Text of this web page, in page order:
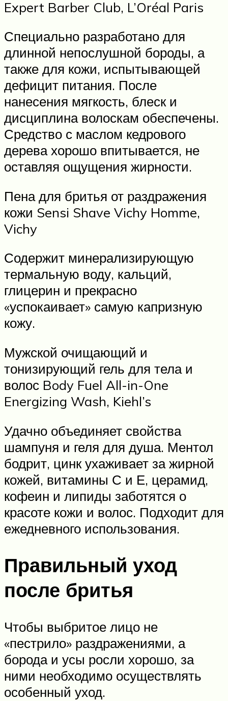
Expert Barber Club, L’Oréal Paris
Специально разработано для
длинной непослушной бороды, а
также для кожи, испытывающей
дефицит питания. После
нанесения мягкость, блеск и
дисциплина волоскам обеспечены.
Средство с маслом кедрового
дерева хорошо впитывается, не
оставляя ощущения жирности.
Пена для бритья от раздражения
кожи Sensi Shave Vichy Homme,
Vichy
Содержит минерализирующую
термальную воду, кальций,
глицерин и прекрасно
«успокаивает» самую капризную
кожу.
Мужской очищающий и
тонизирующий гель для тела и
волос Body Fuel All-in-One
Energizing Wash, Kiehl’s
Удачно объединяет свойства
шампуня и геля для душа. Ментол
бодрит, цинк ухаживает за жирной
кожей, витамины С и Е, церамид,
кофеин и липиды заботятся о
красоте кожи и волос. Подходит для
ежедневного использования.
Правильный уход
после бритья
Чтобы выбритое лицо не
«пестрило» раздражениями, а
борода и усы росли хорошо, за
ними необходимо осуществлять
особенный уход.